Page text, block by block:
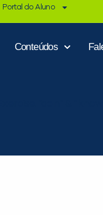
Portal do Aluno
Conteúdos